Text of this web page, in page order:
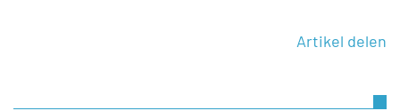
Artikel delen